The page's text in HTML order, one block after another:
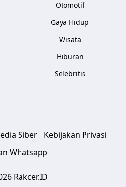
Otomotif
Gaya Hidup
Wisata
Hiburan
Selebritis
Siber
Kebijakan Privasi
Whatsapp
Rakcer.ID